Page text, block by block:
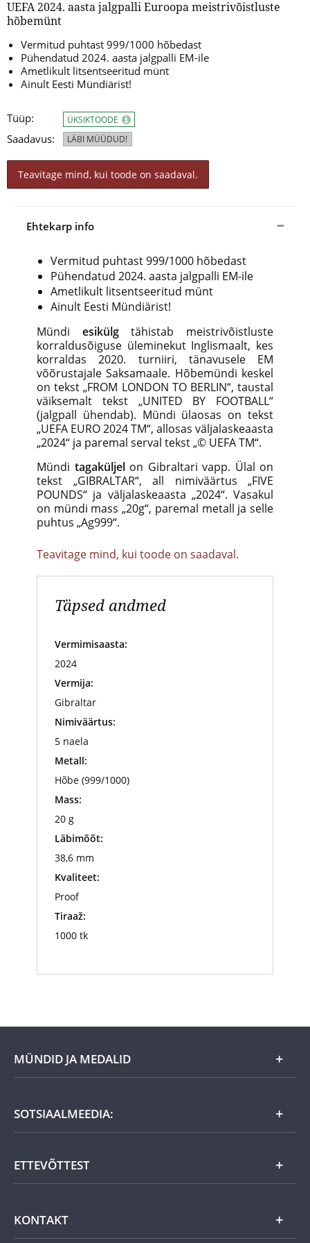
UEFA 2024. aasta jalgpalli Euroopa meistrivõistluste
hõbemünt
Vermitud puhtast 999/1000 hõbedast
Pühendatud 2024. aasta jalgpalli EM-ile
Ametlikult litsentseeritud münt
Ainult Eesti Mündiärist!
Tüüp:
Saadavus:
ÜKSIKTOODE
LÄBI MÜÜDUD!
Teavitage mind, kui toode on saadaval.
Ehtekarp info
Vermitud puhtast 999/1000 hõbedast
Pühendatud 2024. aasta jalgpalli EM-ile
Ametlikult litsentseeritud münt
Ainult Eesti Mündiärist!
Mündi esikülgtähistab meistrivõistluste
korraldusõiguse üleminekut Inglismaalt, kes
korraldas 2020. turniiri, tänavusele EM
võõrustajale Saksamaale. Hõbemündi keskel
on tekst „FROM LONDON TO BERLIN“, taustal
väiksemalt tekst „UNITED BY FOOTBALL“
(jalgpall ühendab). Mündi ülaosas on tekst
„UEFA EURO 2024 TM“, allosas väljalaskeaasta
„2024“ ja paremal serval tekst „© UEFA TM“.
Mündi tagaküljelon Gibraltari vapp. Ülal on
tekst „GIBRALTAR“, all nimiväärtus „FIVE
POUNDS“ ja väljalaskeaasta „2024“. Vasakul
on mündi mass „20g“, paremal metall ja selle
puhtus „Ag999“.
Teavitage mind, kui toode on saadaval.
Täpsed andmed
Vermimisaasta:
2024
Vermija:
Gibraltar
Nimiväärtus:
5 naela
Metall:
Hõbe (999/1000)
Mass:
20 g
Läbimõõt:
38,6 mm
Kvaliteet:
Proof
Tiraaž:
1000 tk
MÜNDID JA MEDALID
Kuu eripakkumine
Kingiideed
Eesti tooted
Kuld
SOTSIAALMEEDIA:
ETTEVÕTTEST
KONTAKT